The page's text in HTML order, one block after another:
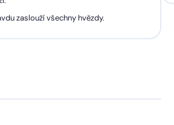
zaslouží všechny hvězdy.